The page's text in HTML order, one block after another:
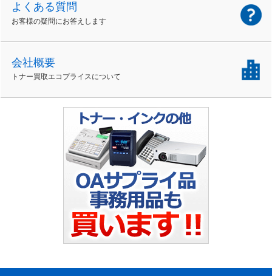
よくある質問
お客様の疑問にお答えします
会社概要
トナー買取エコプライスについて